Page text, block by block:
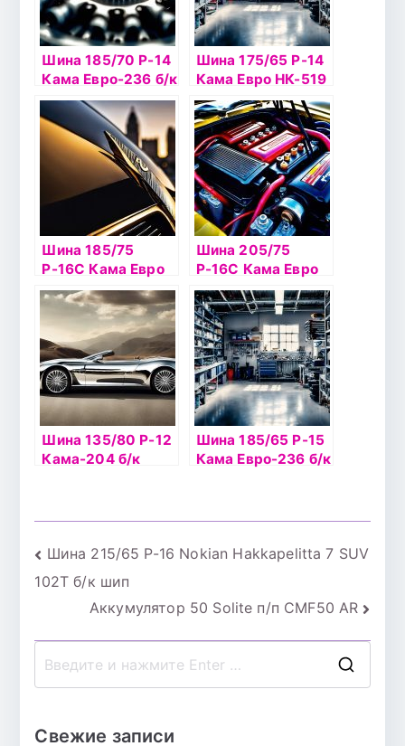
Шина 185/70 Р-14
Кама Евро-236 б/к
НкШЗ
Шина 175/65 Р-14
Кама Евро НК-519
б/к шип
Шина 185/75
Р-16С Кама Евро
НК-520 б/к шип
Шина 205/75
Р-16С Кама Евро
НК-520 б/к шип
Шина 135/80 Р-12
Кама-204 б/к
Шина 185/65 Р-15
Кама Евро-236 б/к
Навигация
по
записям
Шина 215/65 Р-16 Nokian Hakkapelitta 7 SUV
102Т б/к шип
Аккумулятор 50 Solite п/п CMF50 AR
Свежие записи